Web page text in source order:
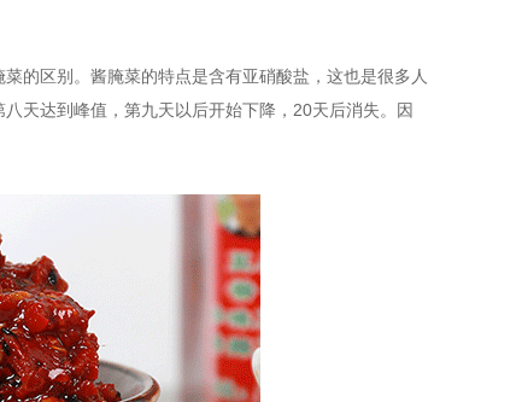
的区别。酱腌菜的特点是含有亚硝酸盐，这也是很多人
天达到峰值，第九天以后开始下降，20天后消失。因